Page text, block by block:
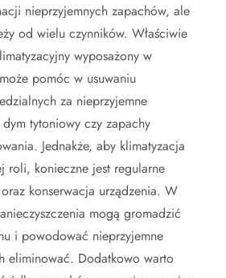
nieprzyjemnych zapachów, ale
od wielu czynników. Właściwie
wyposażony w
pomóc w usuwaniu
za nieprzyjemne
tytoniowy czy zapachy
Jednakże, aby klimatyzacja
roli, konieczne jest regularne
konserwacja urządzenia. W
mogą gromadzić
i powodować nieprzyjemne
eliminować. Dodatkowo warto